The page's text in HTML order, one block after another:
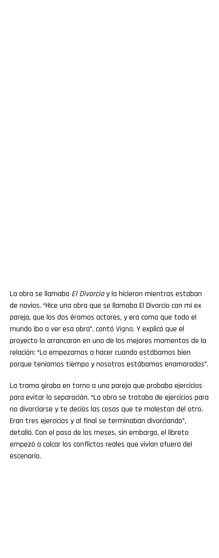
La obra se llamaba El Divorcioy la hicieron mientras estaban
de novios. “Hice una obra que se llamaba El Divorcio con mi ex
pareja, que los dos éramos actores, y era como que todo el
mundo iba a ver esa obra”, contó Vigna. Y explicó que el
proyecto lo arrancaron en uno de los mejores momentos de la
relación: “La empezamos a hacer cuando estábamos bien
porque teníamos tiempo y nosotros estábamos enamorados”.
La trama giraba en torno a una pareja que probaba ejercicios
para evitar la separación. “La obra se trataba de ejercicios para
no divorciarse y te decías las cosas que te molestan del otro.
Eran tres ejercicios y al final se terminaban divorciando”,
detalló. Con el paso de los meses, sin embargo, el libreto
empezó a calcar los conflictos reales que vivían afuera del
escenario.